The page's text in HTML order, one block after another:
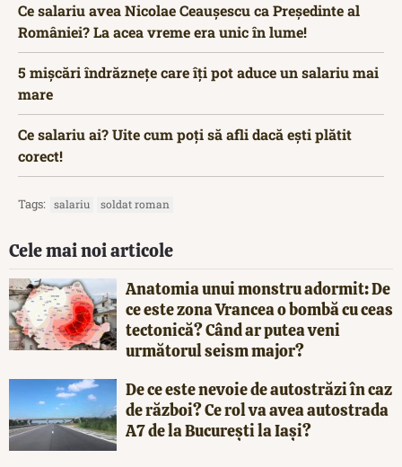
Ce salariu avea Nicolae Ceaușescu ca Președinte al
României? La acea vreme era unic în lume!
5 mișcări îndrăznețe care îți pot aduce un salariu mai
mare
Ce salariu ai? Uite cum poți să afli dacă ești plătit
corect!
Tags: salariu soldat roman
Cele mai noi articole
Anatomia unui monstru adormit: De
ce este zona Vrancea o bombă cu ceas
tectonică? Când ar putea veni
următorul seism major?
De ce este nevoie de autostrăzi în caz
de război? Ce rol va avea autostrada
A7 de la București la Iași?